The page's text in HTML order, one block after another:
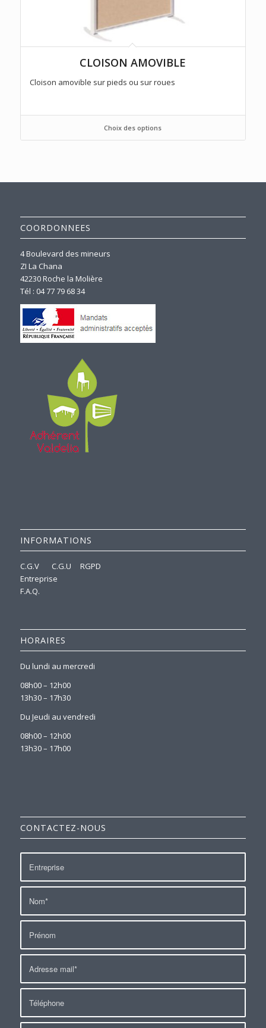
CLOISON AMOVIBLE
Cloison amovible sur pieds ou sur roues
Choix des options
COORDONNEES
4 Boulevard des mineurs
ZI La Chana
42230 Roche la Molière
Tél : 04 77 79 68 34
INFORMATIONS
C.G.V C.G.U
RGPD
Entreprise
F.A.Q.
HORAIRES
Du lundi au mercredi
08h00 – 12h00
13h30 – 17h30
Du Jeudi au vendredi
08h00 – 12h00
13h30 – 17h00
CONTACTEZ-NOUS